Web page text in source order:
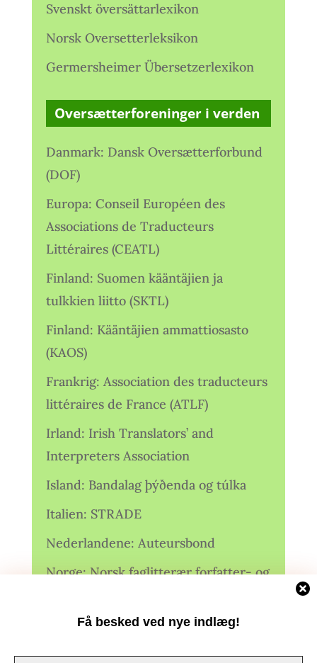
Få besked ved nye indlæg!
Svenskt översättarlexikon
Norsk Oversetterleksikon
Germersheimer Übersetzerlexikon
Oversætterforeninger i verden
Danmark: Dansk Oversætterforbund
(DOF)
Europa: Conseil Européen des
Associations de Traducteurs
Littéraires (CEATL)
Finland: Suomen kääntäjien ja
tulkkien liitto (SKTL)
Finland: Kääntäjien ammattiosasto
(KAOS)
Frankrig: Association des traducteurs
littéraires de France (ATLF)
Irland: Irish Translators’ and
Interpreters Association
Island: Bandalag þýðenda og túlka
Italien: STRADE
Nederlandene: Auteursbond
Norge: Norsk faglitterær forfatter- og
Norge: Norsk Oversetterforening
Polen: Stowarzyszenie Tłumaczy